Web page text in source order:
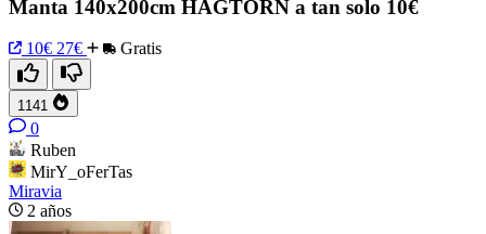
Manta 140x200cm HAGTORN a tan solo 10€
10€ 27€ Gratis
1141
0
Ruben
MirY_oFerTas
Miravia
2 años